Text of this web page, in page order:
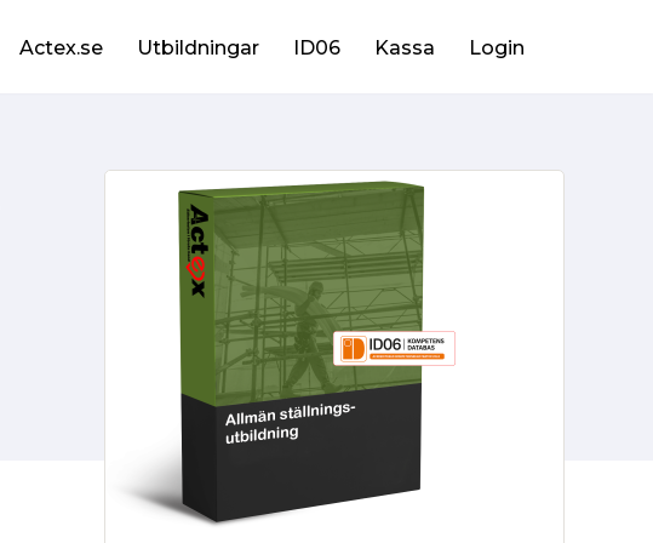
Actex.se Utbildningar ID06 Kassa Login